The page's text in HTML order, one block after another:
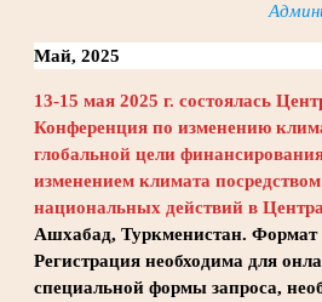
Май, 2025
13-15 мая 2025 г. состоялась
Конференция по изменению
глобальной цели
изменением климата
национальных действий в
Ашхабад, Туркменистан. Формат
Регистрация необходима для
специальной формы запроса,